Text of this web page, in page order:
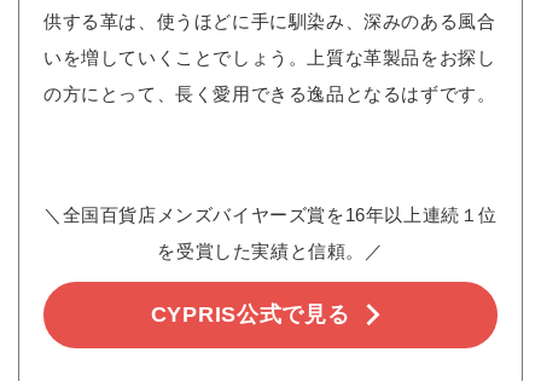
供する革は、使うほどに手に馴染み、深みのある風合
いを増していくことでしょう。上質な革製品をお探し
の方にとって、長く愛用できる逸品となるはずです。
＼全国百貨店メンズバイヤーズ賞を16年以上連続１位
を受賞した実績と信頼。／
CYPRIS公式で見る